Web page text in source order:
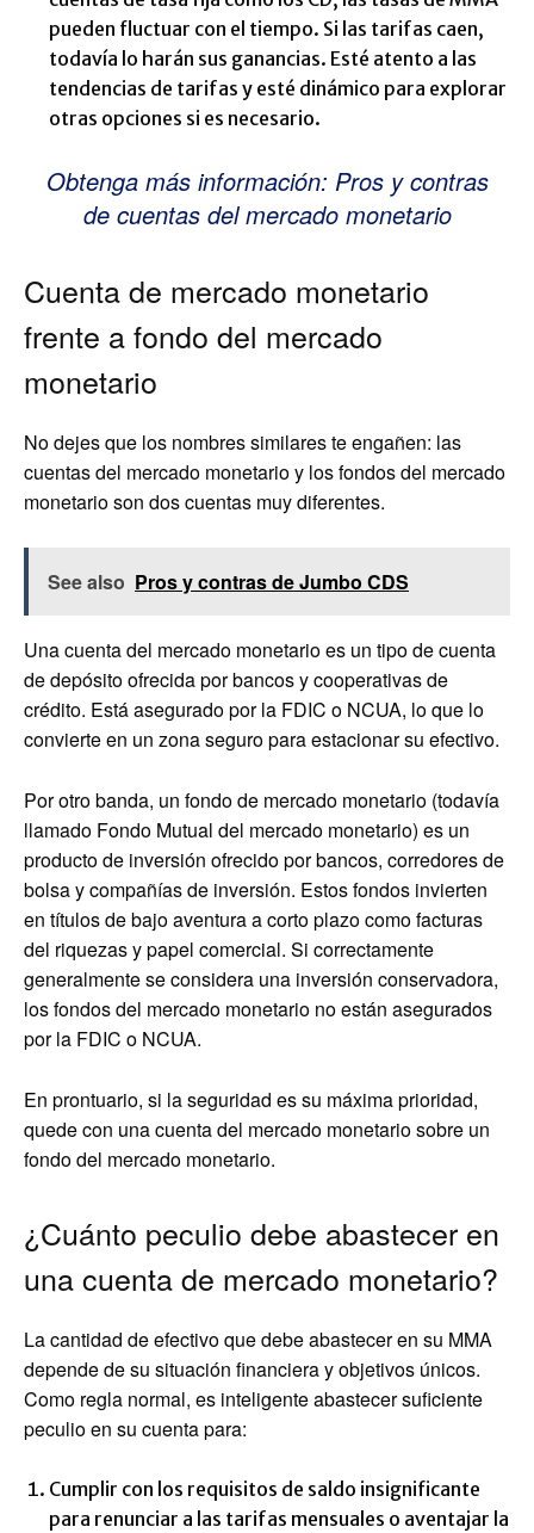
pueden fluctuar con el tiempo. Si las tarifas caen,
todavía lo harán sus ganancias. Esté atento a las
tendencias de tarifas y esté dinámico para explorar
otras opciones si es necesario.
Obtenga más información: Pros y contras
de cuentas del mercado monetario
Cuenta de mercado monetario
frente a fondo del mercado
monetario
No dejes que los nombres similares te engañen: las
cuentas del mercado monetario y los fondos del mercado
monetario son dos cuentas muy diferentes.
See also Pros y contras de Jumbo CDS
Una cuenta del mercado monetario es un tipo de cuenta
de depósito ofrecida por bancos y cooperativas de
crédito. Está asegurado por la FDIC o NCUA, lo que lo
convierte en un zona seguro para estacionar su efectivo.
Por otro banda, un fondo de mercado monetario (todavía
llamado Fondo Mutual del mercado monetario) es un
producto de inversión ofrecido por bancos, corredores de
bolsa y compañías de inversión. Estos fondos invierten
en títulos de bajo aventura a corto plazo como facturas
del riquezas y papel comercial. Si correctamente
generalmente se considera una inversión conservadora,
los fondos del mercado monetario no están asegurados
por la FDIC o NCUA.
En prontuario, si la seguridad es su máxima prioridad,
quede con una cuenta del mercado monetario sobre un
fondo del mercado monetario.
¿Cuánto peculio debe abastecer en
una cuenta de mercado monetario?
La cantidad de efectivo que debe abastecer en su MMA
depende de su situación financiera y objetivos únicos.
Como regla normal, es inteligente abastecer suficiente
peculio en su cuenta para:
Cumplir con los requisitos de saldo insignificante
para renunciar a las tarifas mensuales o aventajar la